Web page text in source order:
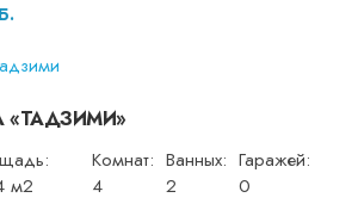
м2
Комнат:
4
Ванных:
2
Гаражей:
0